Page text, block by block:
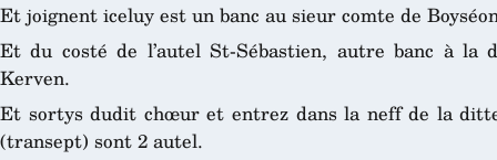
Et joignent iceluy est un banc au sieur comte de
Et du costé de l’autel St-Sébastien, autre banc à la
Kerven.
Et sortys dudit chœur et entrez dans la neff de la
(transept) sont 2 autel.